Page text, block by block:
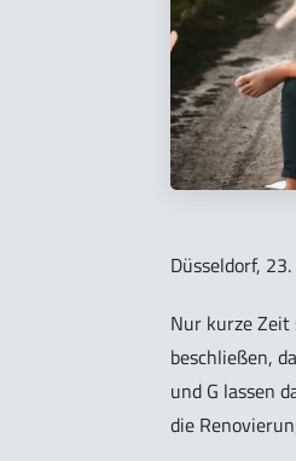
Düsseldorf,
Nur kurze Zeit
beschließen,
und G lassen
die